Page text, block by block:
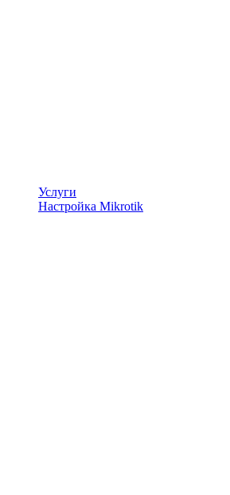
Услуги
Настройка Mikrotik